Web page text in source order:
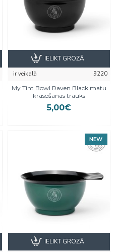
ir veikalā
9220
My Tint Bowl Raven Black matu
krāsošanas trauks
5,00€
IELIKT GROZĀ
NEW
IELIKT GROZĀ